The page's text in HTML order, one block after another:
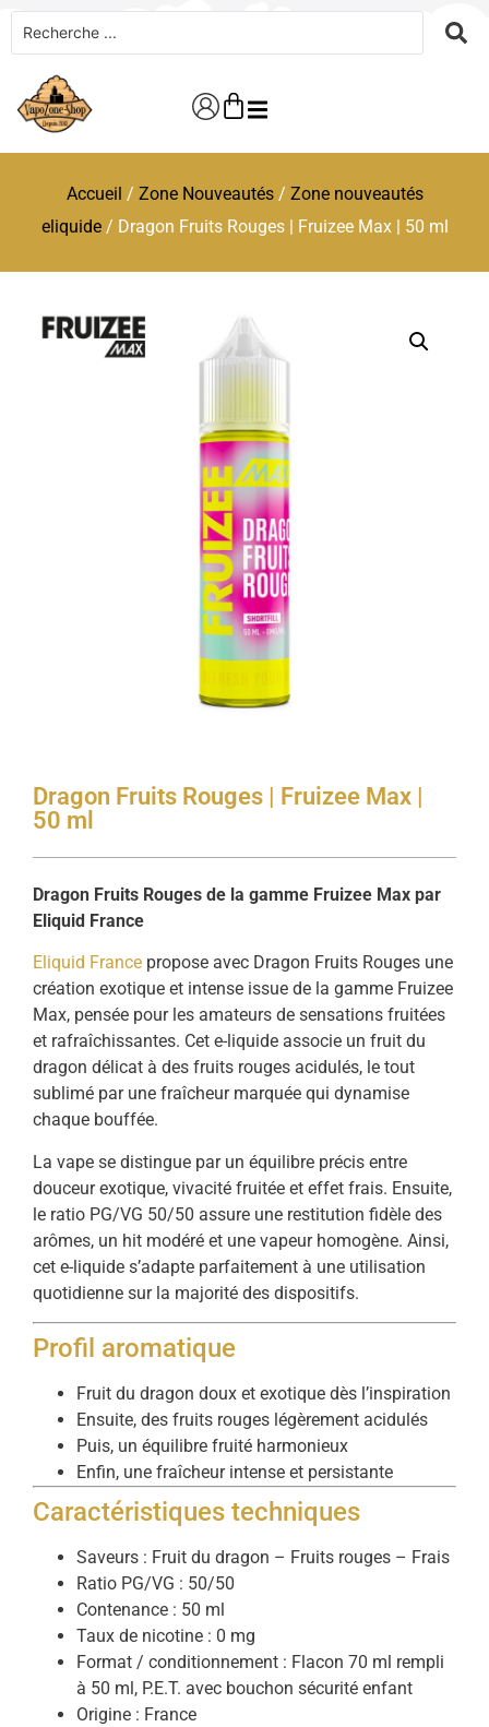
Accueil / Zone Nouveautés/ Zone nouveautés
eliquide/ Dragon Fruits Rouges | Fruizee Max | 50 ml
Dragon Fruits Rouges | Fruizee Max |
50 ml
Dragon Fruits Rouges de la gamme Fruizee Max par
Eliquid France
Eliquid France propose avec Dragon Fruits Rouges une
création exotique et intense issue de la gamme Fruizee
Max, pensée pour les amateurs de sensations fruitées
et rafraîchissantes. Cet e-liquide associe un fruit du
dragon délicat à des fruits rouges acidulés, le tout
sublimé par une fraîcheur marquée qui dynamise
chaque bouffée.
La vape se distingue par un équilibre précis entre
douceur exotique, vivacité fruitée et effet frais. Ensuite,
le ratio PG/VG 50/50 assure une restitution fidèle des
arômes, un hit modéré et une vapeur homogène. Ainsi,
cet e-liquide s’adapte parfaitement à une utilisation
quotidienne sur la majorité des dispositifs.
Profil aromatique
Fruit du dragon doux et exotique dès l’inspiration
Ensuite, des fruits rouges légèrement acidulés
Puis, un équilibre fruité harmonieux
Enfin, une fraîcheur intense et persistante
Caractéristiques techniques
Saveurs : Fruit du dragon – Fruits rouges – Frais
Ratio PG/VG : 50/50
Contenance : 50 ml
Taux de nicotine : 0 mg
Format / conditionnement : Flacon 70 ml rempli
à 50 ml, P.E.T. avec bouchon sécurité enfant
Origine : France